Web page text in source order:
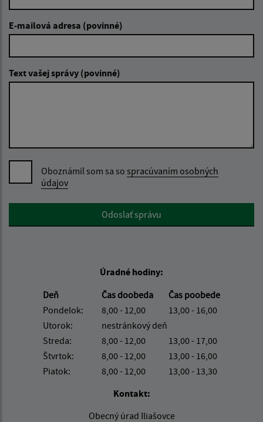
E-mailová adresa (povinné)
Text vašej správy (povinné)
Oboznámil som sa so spracúvaním osobných
údajov
Google reCaptcha ResponseOdoslať správu
Úradné hodiny:
Deň
Čas doobeda
Čas poobede
Pondelok:
8,00 - 12,00
13,00 - 16,00
Utorok:
nestránkový deň
Streda:
8,00 - 12,00
13,00 - 17,00
Štvrtok:
8,00 - 12,00
13,00 - 16,00
Piatok:
8,00 - 12,00
13,00 - 13,30
Kontakt:
Obecný úrad Iliašovce